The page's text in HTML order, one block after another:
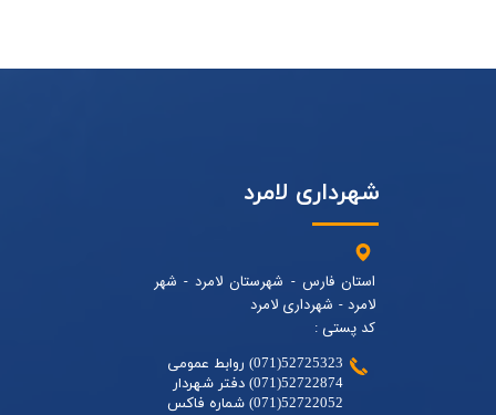
شهرداری لامرد
استان فارس - شهرستان لامرد - شهر
لامرد - شهرداری لامرد
کد پستی :
52725323(071) روابط عمومی
52722874(071) دفتر شهردار
52722052(071) شماره فاکس